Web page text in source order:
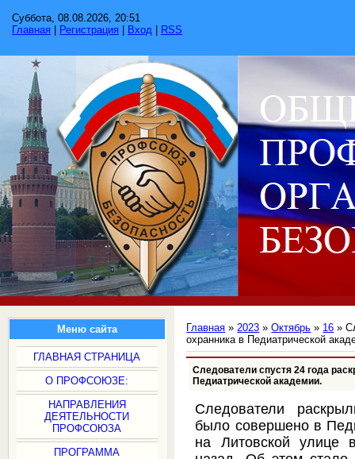
Суббота, 08.08.2026, 20:51
Главная
Регистрация Вход RSS
Меню сайта
ГЛАВНАЯ СТРАНИЦА
О ПРОФСОЮЗЕ:
НАПРАВЛЕНИЯ
ДЕЯТЕЛЬНОСТИ
ПРОФСОЮЗА
ПРОГРАММА
Главная »2023 » Октябрь » 16 »
охранника в Педиатрической
Следователи спустя 24 года
Педиатрической академии.
Следователи
было совершено в
на Литовской улице